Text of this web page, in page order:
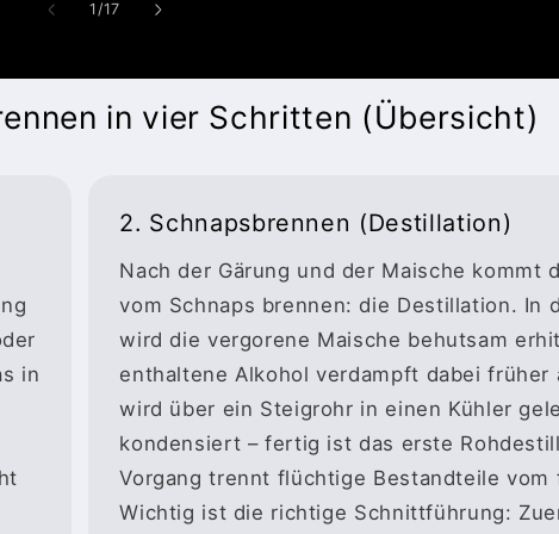
1/von
17
in vier Schritten (Übersicht)
in
2. Schnapsbrennen (Destillation)
Nach der Gärung und der Maische kommt
vom Schnaps brennen: die Destillation. In
wird die vergorene Maische behutsam
enthaltene Alkohol verdampft dabei früher
wird über ein Steigrohr in einen Kühler
kondensiert – fertig ist das erste
Vorgang trennt flüchtige Bestandteile vom
Wichtig ist die richtige Schnittführung: